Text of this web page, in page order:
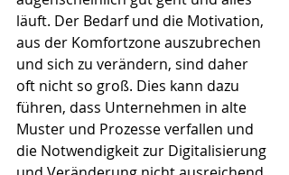
läuft. Der Bedarf und die Motivation,
aus der Komfortzone auszubrechen
und sich zu verändern, sind daher
oft nicht so groß. Dies kann dazu
führen, dass Unternehmen in alte
Muster und Prozesse verfallen und
die Notwendigkeit zur Digitalisierung